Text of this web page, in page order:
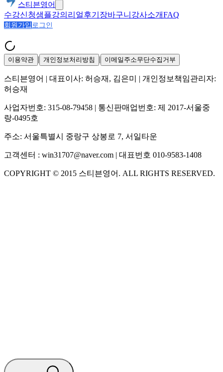
스티븐영어
수강신청샘플강의 리얼후기 장바구니 강사소개FAQ
회원가입 로그인
이용약관 | 개인정보처리방침 | 이메일주소무단수집거부
스티븐영어 | 대표이사: 허승재, 김은미
| 개인정보책임관리자:
허승재
사업자번호: 315-08-79458 | 통신판매업번호: 제 2017-서울중
랑-0495호
주소: 서울특별시 중랑구 상봉로 7, 서일타운
고객센터 : win31707@naver.com | 대표번호 010-9583-1408
COPYRIGHT © 2015 스티븐영어 . ALL RIGHTS RESERVED.